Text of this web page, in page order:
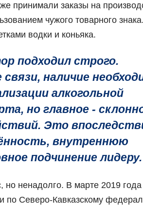
принимали заказы на
чужого товарного
водки и коньяка.
подходил строго.
наличие
алкогольной
но главное -
Это
внутреннюю
подчинение лидеру.
ненадолго. В марте 2019
Северо-Кавказскому